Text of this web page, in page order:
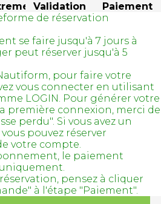
Validation
Paiement
de réservation
se faire jusqu'à 7 jours à
peut réserver jusqu'à 5
pour faire votre
vous connecter en utilisant
LOGIN. Pour générer votre
première connexion, merci de
perdu". Si vous avez un
pouvez réserver
votre compte.
le paiement
pensez à cliquer
à l'étape "Paiement".